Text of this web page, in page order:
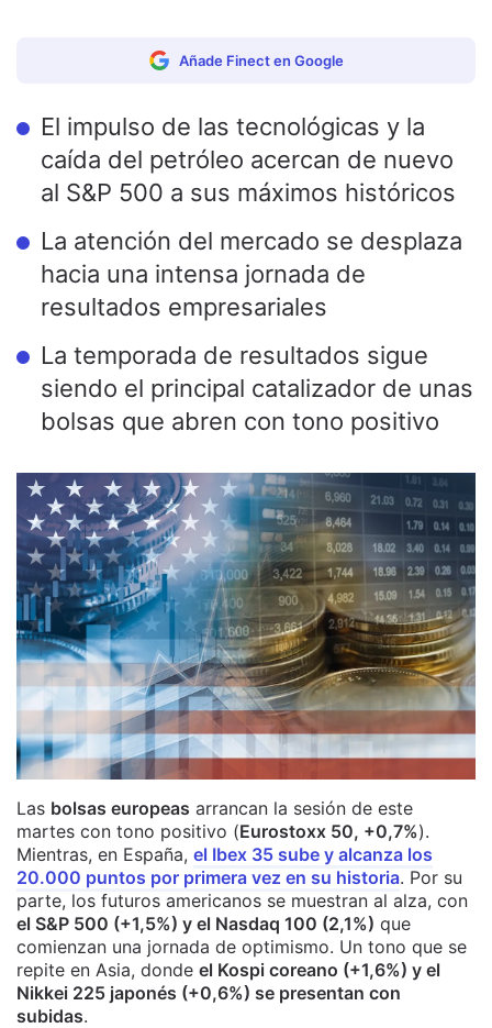
Añade Finect en Google
El impulso de las tecnológicas y la
caída del petróleo acercan de nuevo
al S&P 500 a sus máximos históricos
La atención del mercado se desplaza
hacia una intensa jornada de
resultados empresariales
La temporada de resultados sigue
siendo el principal catalizador de unas
bolsas que abren con tono positivo
Las bolsas europeas arrancan la sesión de este
martes con tono positivo (Eurostoxx 50, +0,7%).
Mientras, en España, el Ibex 35 sube y alcanza los
20.000 puntos por primera vez en su historia. Por su
parte, los futuros americanos se muestran al alza, con
el S&P 500 (+1,5%) y el Nasdaq 100 (2,1%) que
comienzan una jornada de optimismo. Un tono que se
repite en Asia, donde el Kospi coreano (+1,6%) y el
Nikkei 225 japonés (+0,6%) se presentan con
subidas.